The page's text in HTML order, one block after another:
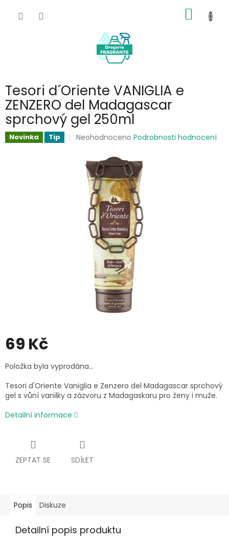
KOŠÍK
Tesori d´Oriente VANIGLIA e
ZENZERO del Madagascar
sprchový gel 250ml
Novinka Tip
Průměrné
produktu
0,0
hvězdiček.
Neohodnoceno Podrobnosti hodnocení
69 Kč
Měrná
cena:
Položka byla vyprodána…
Tesori d'Oriente Vaniglia e Zenzero del Madagascar sprchový
gel s vůní vanilky a zázvoru z Madagaskaru pro ženy i muže.
Detailní informace
ZEPTAT SE SDÍLET
Popis Diskuze
Detailní popis produktu